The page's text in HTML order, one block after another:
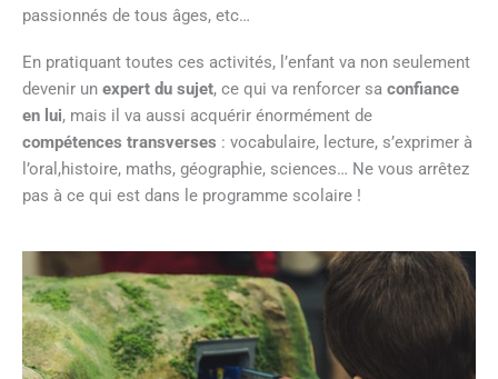
passionnés de tous âges, etc…
En pratiquant toutes ces activités, l’enfant va non seulement
devenir un expert du sujet, ce qui va renforcer sa confiance
en lui, mais il va aussi acquérir énormément de
compétences transverses : vocabulaire, lecture, s’exprimer à
l’oral,histoire, maths, géographie, sciences… Ne vous arrêtez
pas à ce qui est dans le programme scolaire !